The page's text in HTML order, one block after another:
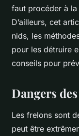
faut procéder à
D’ailleurs, cet
nids, les
pour les détruire
conseils pour
Dangers
Les frelons sont
peut être